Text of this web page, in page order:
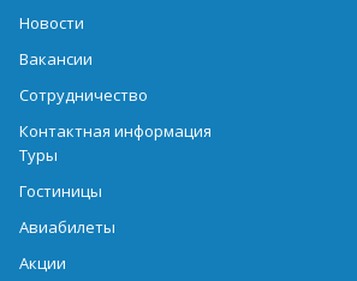
Новости
Вакансии
Сотрудничество
Контактная информация
Туры
Гостиницы
Авиабилеты
Акции